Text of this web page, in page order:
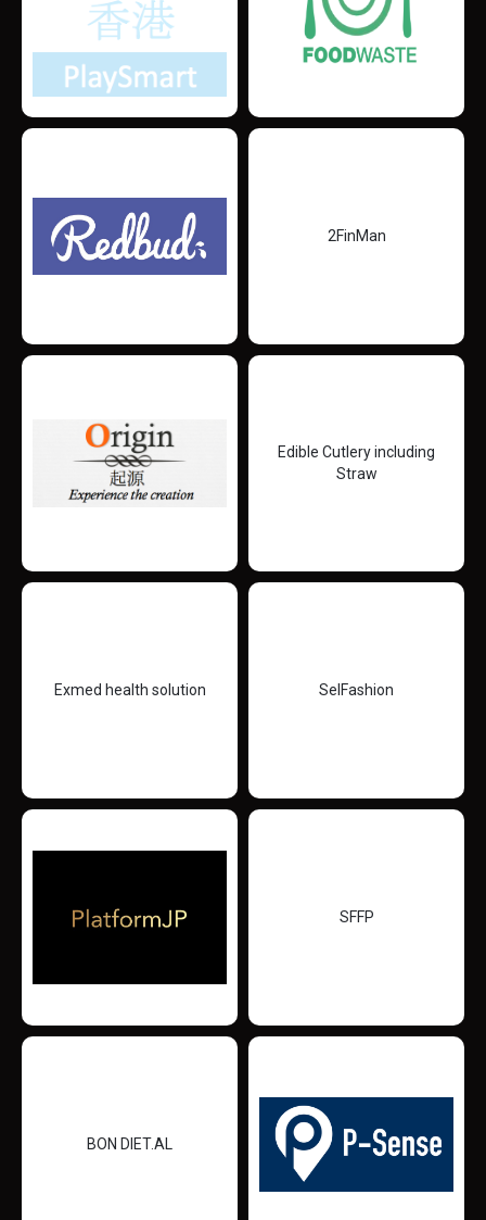
2FinMan
Edible Cutlery including
Straw
Exmed health solution SelFashion
SFFP
BON DIET.AL